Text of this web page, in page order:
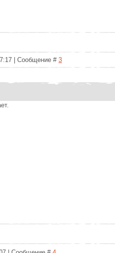
| Сообщение #3